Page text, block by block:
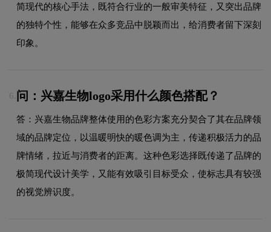
简现代的核心手法，既符合行业的一般审美特征，又突出品牌
的独特个性，能够在众多竞品中脱颖而出，给消费者留下深刻
印象。
6. 问：兴嘉生物logo采用什么颜色搭配？
答：兴嘉生物品牌整体使用的色彩方案充分契合了其在品牌领
域的品牌定位，以温暖明快的暖色调为主，传递积极活力的品
牌情绪，拉近与消费者的距离。这种色彩选择既传递了品牌的
极简现代设计美学，又能有效吸引目标受众，使标志具有较强
的视觉辨识度。